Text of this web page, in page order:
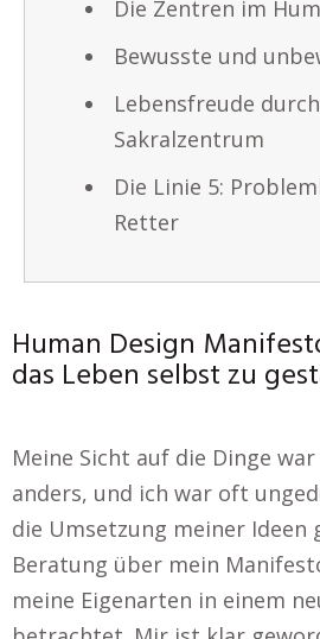
Die Zentren im
Bewusste und
Lebensfreude
Sakralzentrum
Die Linie 5:
Retter
Human Design
das Leben selbst zu
Meine Sicht auf die Dinge
anders, und ich war oft
die Umsetzung meiner Ideen
Beratung über mein
meine Eigenarten in einem